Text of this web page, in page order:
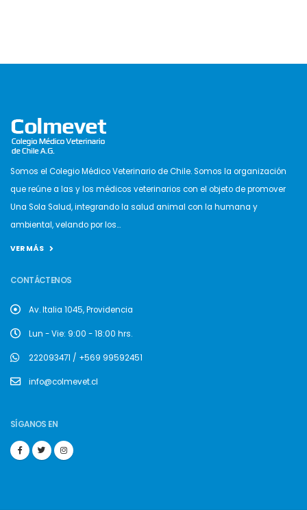
Somos el Colegio Médico Veterinario de Chile. Somos la organización
que reúne a las y los médicos veterinarios con el objeto de promover
Una Sola Salud, integrando la salud animal con la humana y
ambiental, velando por los...
VER MÁS
CONTÁCTENOS
Av. Italia 1045, Providencia
Lun - Vie: 9:00 - 18:00 hrs.
222093471 / +569 99592451
info@colmevet.cl
SÍGANOS EN